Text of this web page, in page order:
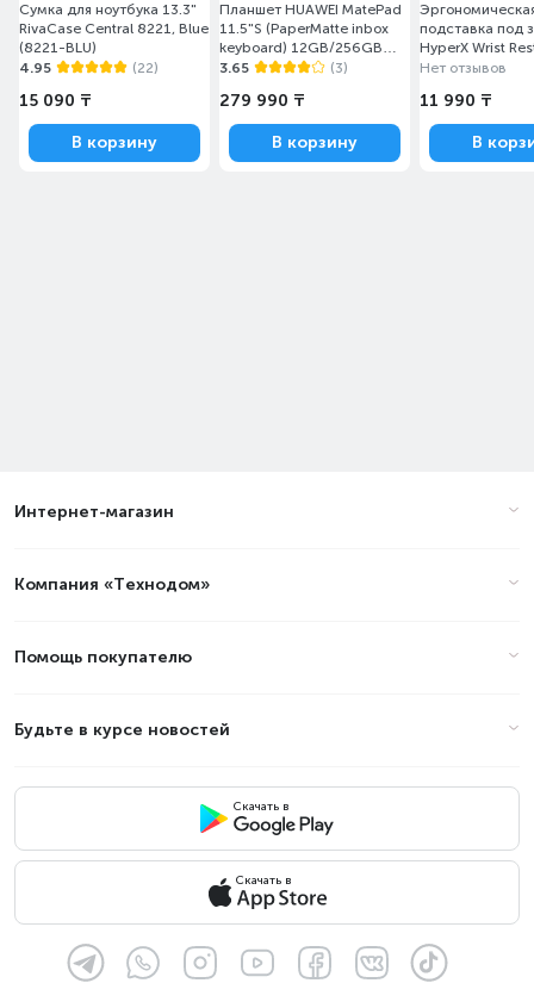
Сумка для ноутбука 13.3"
RivaCase Central 8221, Blue
(8221-BLU)
4.95
(22)
15 090 ₸
В корзину
Планшет HUAWEI MatePad
11.5"S (PaperMatte inbox
keyboard) 12GB/256GB
Gray Salinger-W29FK
3.65 (3)
279 990 ₸
В корзину
подставка под
HyperX Wrist
- TKL (4Z7X1AA)
Нет отзывов
11 990 ₸
В
Интернет-магазин
Компания «Технодом»
Помощь покупателю
Будьте в курсе новостей
Скачать в
Скачать в